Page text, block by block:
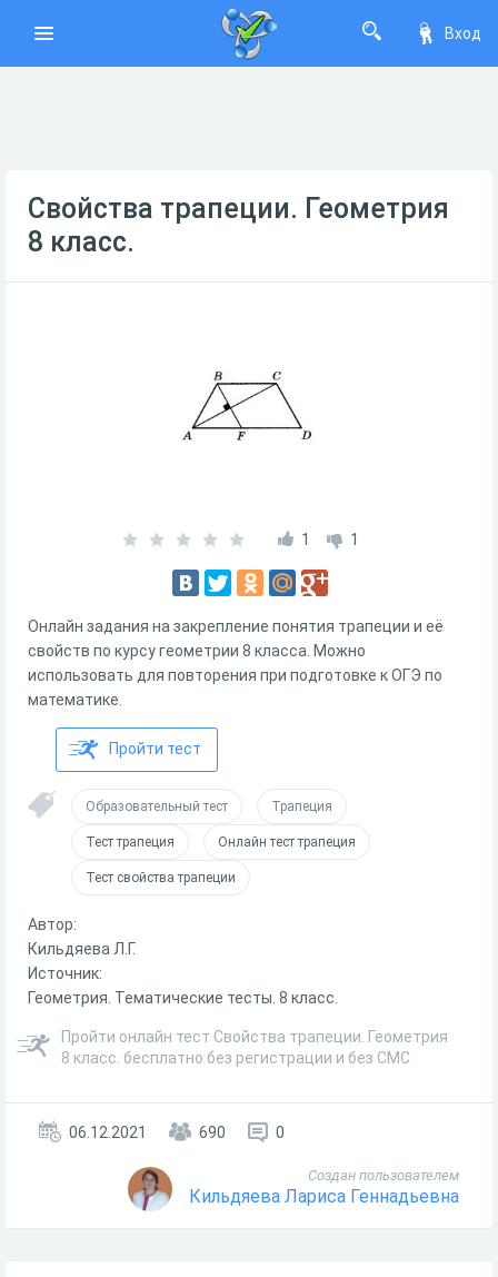
Вход
Свойства трапеции. Геометрия
8 класс.
1 1
Онлайн задания на закрепление понятия трапеции и её
свойств по курсу геометрии 8 класса. Можно
использовать для повторения при подготовке к ОГЭ по
математике.
Пройти тест
Образовательный тест Трапеция
Тест трапеция Онлайн тест трапеция
Тест свойства трапеции
Автор:
Кильдяева Л.Г.
Источник:
Геометрия. Тематические тесты. 8 класс.
Пройти онлайн тест Свойства трапеции. Геометрия
8 класс. бесплатно без регистрации и без СМС
06.12.2021 690 0
Создан пользователем
Кильдяева Лариса Геннадьевна